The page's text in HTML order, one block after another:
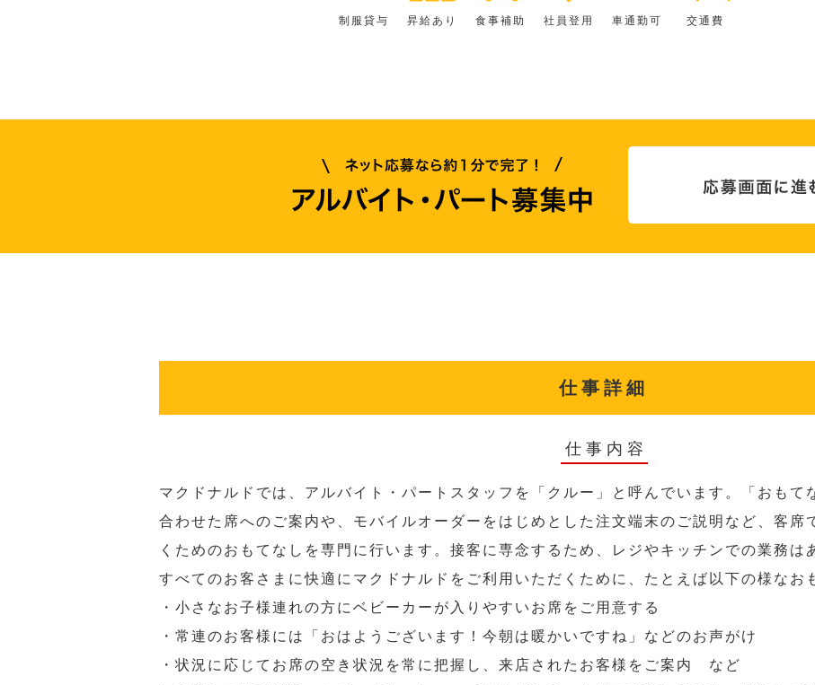
制服貸与 昇給あり 食事補助 社員登用 車通勤可 交通費
仕事詳細
仕事内容
マクドナルドでは、アルバイト・パートスタッフを「クルー」と呼んでいます。「おもて
合わせた席へのご案内や、モバイルオーダーをはじめとした注文端末のご説明など、客席
くためのおもてなしを専門に行います。接客に専念するため、レジやキッチンでの業務は
すべてのお客さまに快適にマクドナルドをご利用いただくために、たとえば以下の様なお
・小さなお子様連れの方にベビーカーが入りやすいお席をご用意する
・常連のお客様には「おはようございます！今朝は暖かいですね」などのお声がけ
・状況に応じてお席の空き状況を常に把握し、来店されたお客様をご案内 など